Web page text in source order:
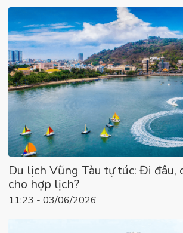
Du lịch Vũng Tàu tự túc: Đi đâu,
cho hợp lịch?
11:23 - 03/06/2026